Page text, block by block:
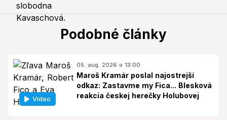
Podobné články
Video
05. aug. 2026 o 13:00
Maroš Kramár poslal najostrejší
odkaz: Zastavme my Fica... Blesková
reakcia českej herečky Holubovej